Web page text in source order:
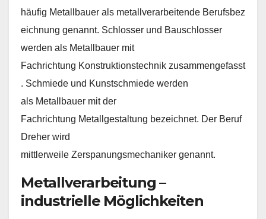
häufig Metallbauer als metallverarbeitende Berufsbez
eichnung genannt. Schlosser und Bauschlosser
werden als Metallbauer mit
Fachrichtung Konstruktionstechnik zusammengefasst
. Schmiede und Kunstschmiede werden
als Metallbauer mit der
Fachrichtung Metallgestaltung bezeichnet. Der Beruf
Dreher wird
mittlerweile Zerspanungsmechaniker genannt.
Metallverarbeitung –
industrielle Möglichkeiten